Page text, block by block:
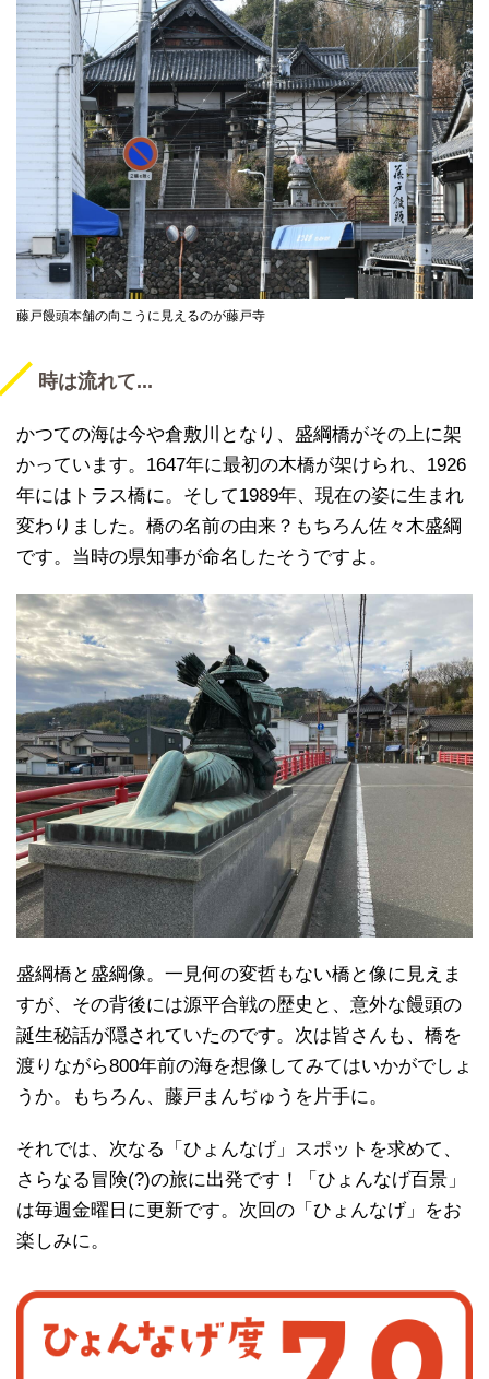
藤戸饅頭本舗の向こうに見えるのが藤戸寺
時は流れて...
かつての海は今や倉敷川となり、盛綱橋がその上に架
かっています。1647年に最初の木橋が架けられ、1926
年にはトラス橋に。そして1989年、現在の姿に生まれ
変わりました。橋の名前の由来？もちろん佐々木盛綱
です。当時の県知事が命名したそうですよ。
盛綱橋と盛綱像。一見何の変哲もない橋と像に見えま
すが、その背後には源平合戦の歴史と、意外な饅頭の
誕生秘話が隠されていたのです。次は皆さんも、橋を
渡りながら800年前の海を想像してみてはいかがでしょ
うか。もちろん、藤戸まんぢゅうを片手に。
それでは、次なる「ひょんなげ」スポットを求めて、
さらなる冒険(?)の旅に出発です！「ひょんなげ百景」
は毎週金曜日に更新です。次回の「ひょんなげ」をお
楽しみに。